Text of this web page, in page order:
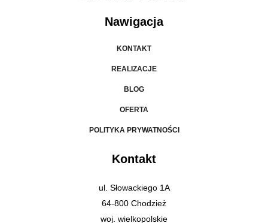
Nawigacja
KONTAKT
REALIZACJE
BLOG
OFERTA
POLITYKA PRYWATNOŚCI
Kontakt
ul. Słowackiego 1A
64-800 Chodzież
woj. wielkopolskie